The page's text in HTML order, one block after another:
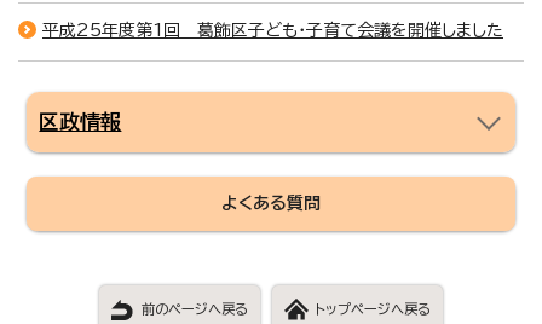
平成25年度第1回 葛飾区子ども・子育て会議を開催しました
区政情報
よくある質問
前のページへ戻る トップページへ戻る